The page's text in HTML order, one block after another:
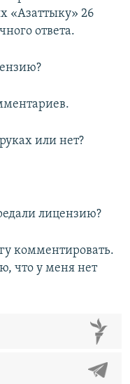
«Азаттыку» 26
ответа.
или нет?
лицензию?
комментировать.
что у меня нет